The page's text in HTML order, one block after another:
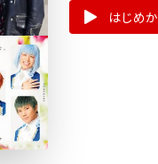
はじめ